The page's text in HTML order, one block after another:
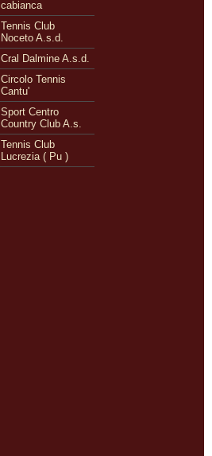
cabianca
Tennis Club
Noceto A.s.d.
Cral Dalmine A.s.d.
Circolo Tennis
Cantu'
Sport Centro
Country Club A.s.
Tennis Club
Lucrezia ( Pu )